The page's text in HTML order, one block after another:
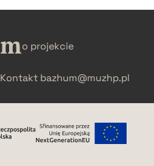
o projekcie
Kontakt bazhum@muzhp.pl